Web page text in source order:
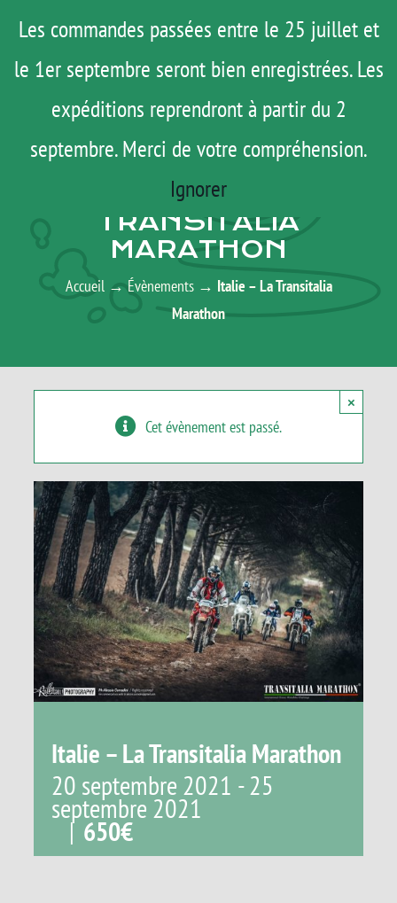
Les commandes passées entre le 25 juillet et
le 1er septembre seront bien enregistrées. Les
expéditions reprendront à partir du 2
septembre. Merci de votre compréhension.
Ignorer
contenu
Menu
ROAD TRIP
ACTUS
TESTS
TUTOS
AGENDA
ITALIE – LA
TRANSITALIA
MARATHON
Accueil→ Évènements→ Italie – La Transitalia
Marathon
Cet évènement est passé.
×
Italie – La Transitalia Marathon
20 septembre 2021 -25
septembre 2021
| 650€